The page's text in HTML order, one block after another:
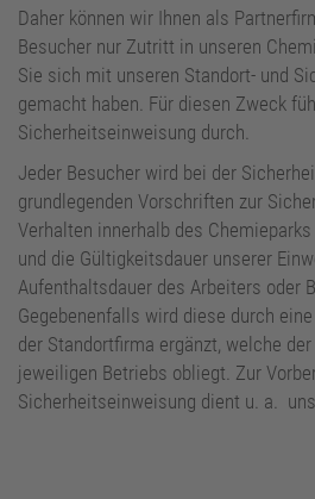
Newsroom
Bildungsakademie
Daher können wir Ihnen als
Besucher nur Zutritt in unseren
Sie sich mit unseren Standort- und
gemacht haben. Für diesen Zweck
Sicherheitseinweisung durch.
Jeder Besucher wird bei der
grundlegenden Vorschriften zur
Verhalten innerhalb des
und die Gültigkeitsdauer unserer
Aufenthaltsdauer des Arbeiters oder
Gegebenenfalls wird diese durch
der Standortfirma ergänzt, welche
jeweiligen Betriebs obliegt. Zur
Sicherheitseinweisung dient u. a.